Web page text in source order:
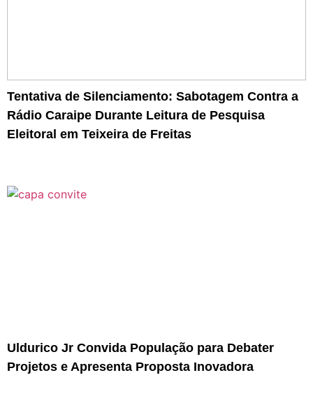
Tentativa de Silenciamento: Sabotagem Contra a
Rádio Caraipe Durante Leitura de Pesquisa
Eleitoral em Teixeira de Freitas
Uldurico Jr Convida População para Debater
Projetos e Apresenta Proposta Inovadora